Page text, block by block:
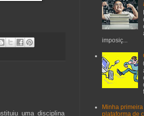
uma disciplina
imposiç...
Minha
plataforma de